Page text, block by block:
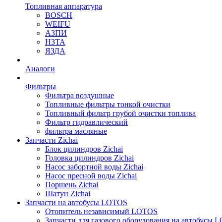
Топливная аппаратура
BOSCH
WEIFU
АЗПИ
НЗТА
ЯЗДА
Аналоги
Фильтры
Фильтра воздушные
Топливные фильтры тонкой очистки
Топливный фильтр грубой очистки топлива
Фильтр гидравлический
фильтра масляные
Запчасти Zichai
Блок цилиндров Zichai
Головка цилиндров Zichai
Насос забортной воды Zichai
Насос пресной воды Zichai
Поршень Zichai
Шатун Zichai
Запчасти на автобусы LOTOS
Отопитель независимый LOTOS
Запчасти для газового оборудования на автобусы